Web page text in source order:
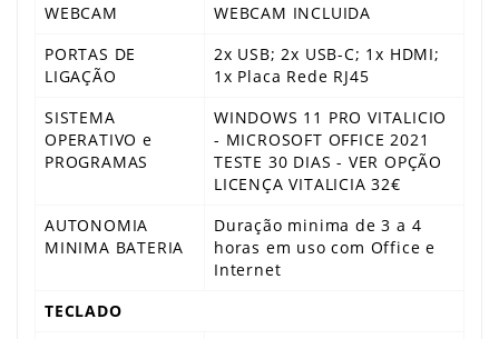
WEBCAM
WEBCAM INCLUIDA
PORTAS DE
LIGAÇÃO
2x USB; 2x USB-C; 1x HDMI;
1x Placa Rede RJ45
SISTEMA
OPERATIVO e
PROGRAMAS
WINDOWS 11 PRO VITALICIO
- MICROSOFT OFFICE 2021
TESTE 30 DIAS - VER OPÇÃO
LICENÇA VITALICIA 32€
AUTONOMIA
MINIMA BATERIA
Duração minima de 3 a 4
horas em uso com Office e
Internet
TECLADO